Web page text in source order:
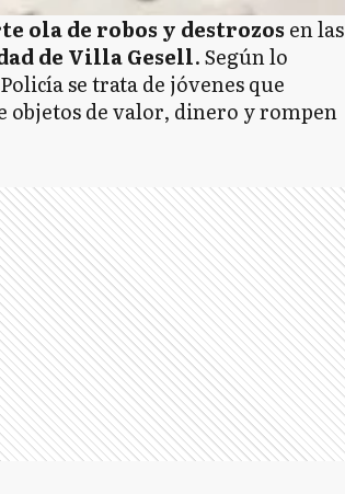
ola de robos y destrozos en las
de Villa Gesell. Según lo
se trata de jóvenes que
objetos de valor, dinero y rompen